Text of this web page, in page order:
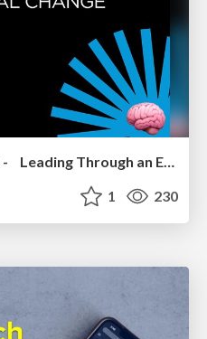
The innovator’s Mindset - Leading Through an Era of Exponential Change - McGill University 2025
1 230